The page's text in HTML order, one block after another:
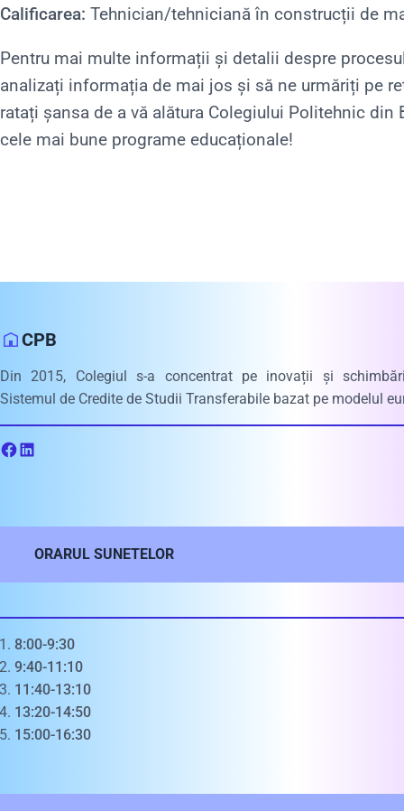
Calificarea: Tehnician/tehniciană în construcții de
Pentru mai multe informații și detalii despre
analizați informația de mai jos și să ne urmăriți pe
ratați șansa de a vă alătura Colegiului Politehnic din
cele mai bune programe educaționale!
CPB
Din 2015, Colegiul s-a concentrat pe inovații și
Sistemul de Credite de Studii Transferabile bazat pe modelul
ORARUL SUNETELOR
8:00-9:30
9:40-11:10
11:40-13:10
13:20-14:50
15:00-16:30